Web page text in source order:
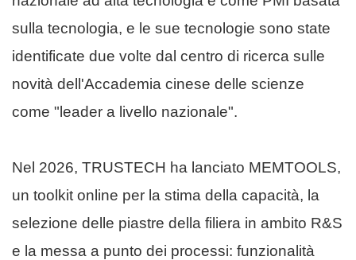
sulla tecnologia, e le sue tecnologie sono state
identificate due volte dal centro di ricerca sulle
novità dell'Accademia cinese delle scienze
come "leader a livello nazionale".
Nel 2026, TRUSTECH ha lanciato MEMTOOLS,
un toolkit online per la stima della capacità, la
selezione delle piastre della filiera in ambito R&S
e la messa a punto dei processi: funzionalità